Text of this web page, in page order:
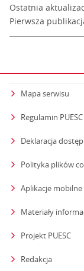
Ostatnia
Pierwsza
Mapa serwisu
Regulamin PUESC
Deklaracja
Polityka plików
Aplikacje mobilne
Materiały
Projekt PUESC
Redakcja